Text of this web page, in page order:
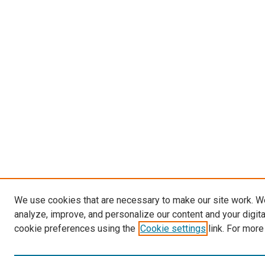
We use cookies that are necessary to make our site work.
analyze, improve, and personalize our content and your
cookie preferences using the Cookie settings link. For